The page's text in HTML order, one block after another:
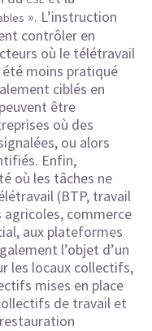
». L’instruction
contrôler en
où le télétravail
moins pratiqué
ciblés en
être
où des
ou alors
Enfin,
où les tâches ne
(BTP, travail
commerce
aux plateformes
l’objet d’un
les locaux collectifs,
mises en place
de travail et